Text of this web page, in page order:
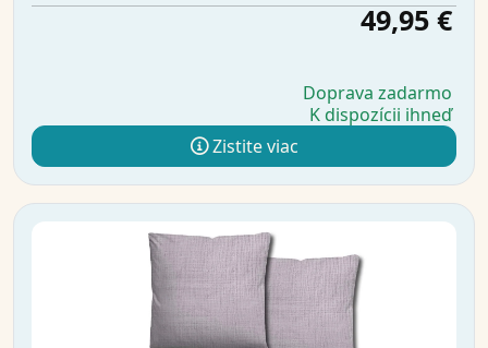
49,95 €
Doprava zadarmo
K dispozícii ihneď
Zistite viac